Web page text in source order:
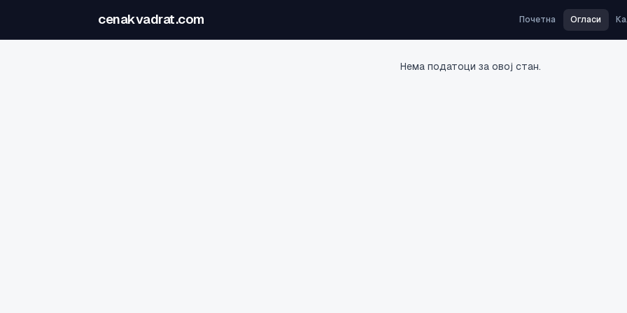
cenakvadrat.com Почетна Огласи
Нема податоци за овој стан.